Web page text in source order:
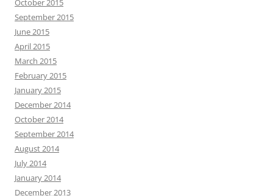
October 2015
September 2015
June 2015
April 2015
March 2015
February 2015
January 2015
December 2014
October 2014
September 2014
August 2014
July 2014
January 2014
December 2013